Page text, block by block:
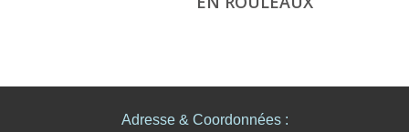
Adresse & Coordonnées :